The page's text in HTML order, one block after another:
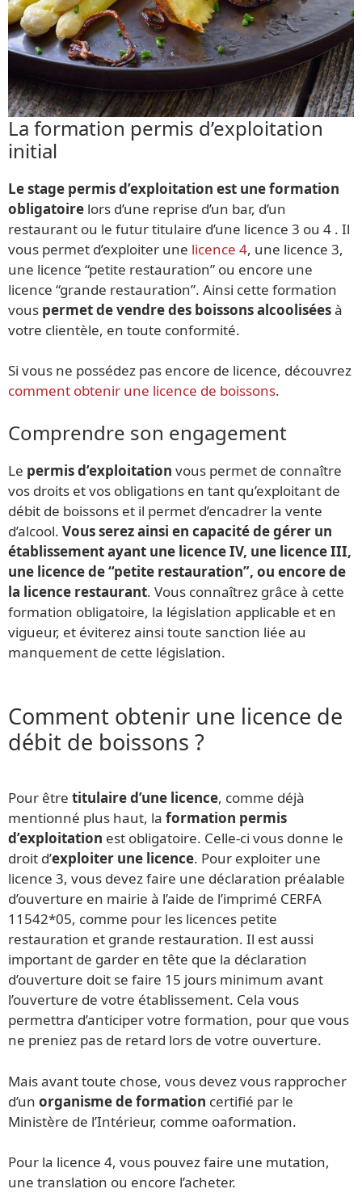
La formation permis d’exploitation
initial
Le stage permis d’exploitation est une formation
obligatoire lors d’une reprise d’un bar, d’un
restaurant ou le futur titulaire d’une licence 3 ou 4 . Il
vous permet d’exploiter une licence 4, une licence 3,
une licence “petite restauration” ou encore une
licence “grande restauration”. Ainsi cette formation
vous permet de vendre des boissons alcooliséesà
votre clientèle, en toute conformité.
Si vous ne possédez pas encore de licence, découvrez
comment obtenir une licence de boissons.
Comprendre son engagement
Le permis d’exploitation vous permet de connaître
vos droits et vos obligations en tant qu’exploitant de
débit de boissons et il permet d’encadrer la vente
d’alcool. Vous serez ainsi en capacité de gérer un
établissement ayant une licence IV, une licence III,
une licence de “petite restauration”, ou encore de
la licence restaurant. Vous connaîtrez grâce à cette
formation obligatoire, la législation applicable et en
vigueur, et éviterez ainsi toute sanction liée au
manquement de cette législation.
Comment obtenir une licence de
débit de boissons ?
Pour être titulaire d’une licence, comme déjà
mentionné plus haut, la formation permis
d’exploitation est obligatoire. Celle-ci vous donne le
droit d’exploiter une licence. Pour exploiter une
licence 3, vous devez faire une déclaration préalable
d’ouverture en mairie à l’aide de l’imprimé CERFA
11542*05, comme pour les licences petite
restauration et grande restauration. Il est aussi
important de garder en tête que la déclaration
d’ouverture doit se faire 15 jours minimum avant
l’ouverture de votre établissement. Cela vous
permettra d’anticiper votre formation, pour que vous
ne preniez pas de retard lors de votre ouverture.
Mais avant toute chose, vous devez vous rapprocher
d’un organisme de formation certifié par le
Ministère de l’Intérieur, comme oaformation.
Pour la licence 4, vous pouvez faire une mutation,
une translation ou encore l’acheter.